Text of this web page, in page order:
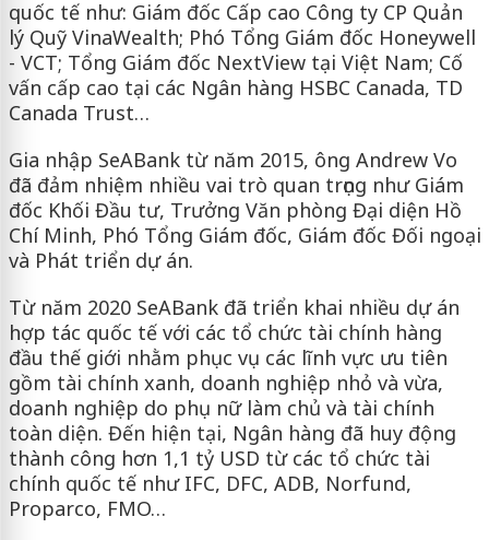
quốc tế như: Giám đốc Cấp cao Công ty CP Quản
lý Quỹ VinaWealth; Phó Tổng Giám đốc Honeywell
- VCT; Tổng Giám đốc NextView tại Việt Nam; Cố
vấn cấp cao tại các Ngân hàng HSBC Canada, TD
Canada Trust…
Gia nhập SeABank từ năm 2015, ông Andrew Vo
đã đảm nhiệm nhiều vai trò quan trọng như Giám
đốc Khối Đầu tư, Trưởng Văn phòng Đại diện Hồ
Chí Minh, Phó Tổng Giám đốc, Giám đốc Đối ngoại
và Phát triển dự án.
Từ năm 2020 SeABank đã triển khai nhiều dự án
hợp tác quốc tế với các tổ chức tài chính hàng
đầu thế giới nhằm phục vụ các lĩnh vực ưu tiên
gồm tài chính xanh, doanh nghiệp nhỏ và vừa,
doanh nghiệp do phụ nữ làm chủ và tài chính
toàn diện. Đến hiện tại, Ngân hàng đã huy động
thành công hơn 1,1 tỷ USD từ các tổ chức tài
chính quốc tế như IFC, DFC, ADB, Norfund,
Proparco, FMO…